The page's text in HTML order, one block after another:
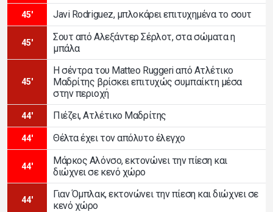
45' Javi Rodriguez, μπλοκάρει επιτυχημένα το σουτ
45'
Σουτ από Αλεξάντερ Σέρλοτ, στα σώματα η
μπάλα
45'
Η σέντρα του Matteo Ruggeri από Ατλέτικο
Μαδρίτης βρίσκει επιτυχώς συμπαίκτη μέσα
στην περιοχή
44' Πιέζει, Ατλέτικο Μαδρίτης
44' Θέλτα έχει τον απόλυτο έλεγχο
44'
Μάρκος Αλόνσο, εκτονώνει την πίεση και
διώχνει σε κενό χώρο
44'
Γιαν Όμπλακ, εκτονώνει την πίεση και διώχνει σε
κενό χώρο